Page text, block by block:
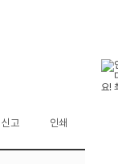
신고 인쇄